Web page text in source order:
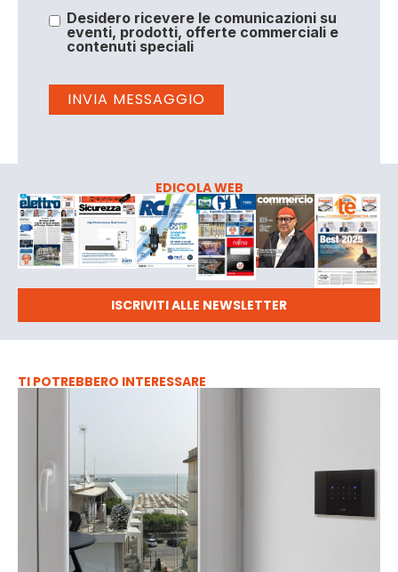
Desidero ricevere le comunicazioni su
eventi, prodotti, offerte commerciali e
contenuti speciali
EDICOLA WEB
ISCRIVITI ALLE NEWSLETTER
TI POTREBBERO INTERESSARE